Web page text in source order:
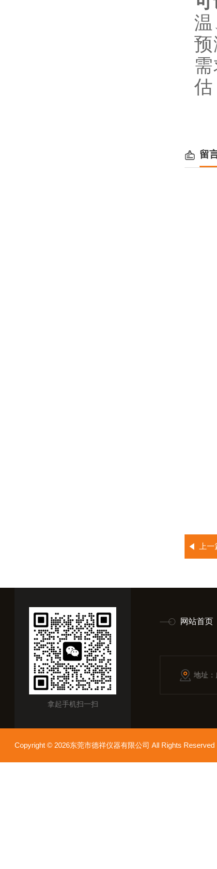
估
留
上
拿起手机扫一扫
网站首页
地址
Copyright © 2026东莞市德祥仪器有限公司 All Rights